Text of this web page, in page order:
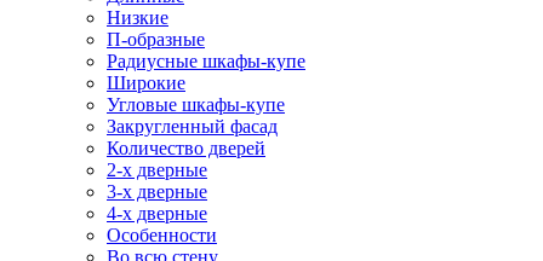
Низкие
П-образные
Радиусные шкафы-купе
Широкие
Угловые шкафы-купе
Закругленный фасад
Количество дверей
2-х дверные
3-х дверные
4-х дверные
Особенности
Во всю стену